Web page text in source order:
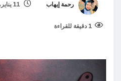
رحمة إيهاب 11 يناير، 2023
1 دقيقة للقراءة